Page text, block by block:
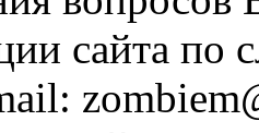
сайта